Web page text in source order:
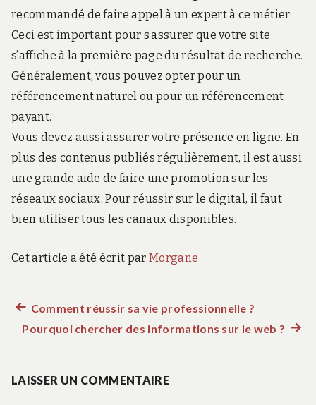
recommandé de faire appel à un expert à ce métier.
Ceci est important pour s’assurer que votre site
s’affiche à la première page du résultat de recherche.
Généralement, vous pouvez opter pour un
référencement naturel ou pour un référencement
payant.
Vous devez aussi assurer votre présence en ligne. En
plus des contenus publiés régulièrement, il est aussi
une grande aide de faire une promotion sur les
réseaux sociaux. Pour réussir sur le digital, il faut
bien utiliser tous les canaux disponibles.
Cet article a été écrit par Morgane
Navigation
l’article
Article
précédent :
Comment réussir sa vie professionnelle ?
Pourquoi chercher des informations sur le web ?
LAISSER UN COMMENTAIRE